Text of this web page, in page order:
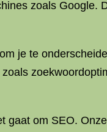
zoals Google.
je te
gaat om SEO.